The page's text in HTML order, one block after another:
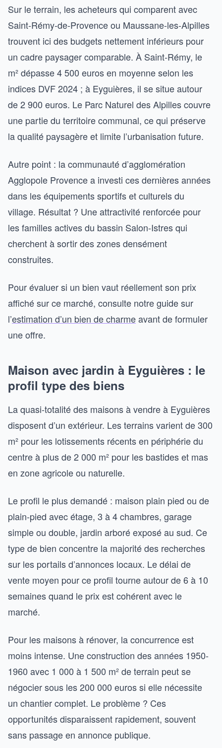
Sur le terrain, les acheteurs qui comparent avec
Saint-Rémy-de-Provence ou Maussane-les-Alpilles
trouvent ici des budgets nettement inférieurs pour
un cadre paysager comparable. À Saint-Rémy, le
m² dépasse 4 500 euros en moyenne selon les
indices DVF 2024 ; à Eyguières, il se situe autour
de 2 900 euros. Le Parc Naturel des Alpilles couvre
une partie du territoire communal, ce qui préserve
la qualité paysagère et limite l’urbanisation future.
Autre point : la communauté d’agglomération
Agglopole Provence a investi ces dernières années
dans les équipements sportifs et culturels du
village. Résultat ? Une attractivité renforcée pour
les familles actives du bassin Salon-Istres qui
cherchent à sortir des zones densément
construites.
Pour évaluer si un bien vaut réellement son prix
affiché sur ce marché, consulte notre guide sur
l’estimation d’un bien de charmeavant de formuler
une offre.
Maison avec jardin à Eyguières : le
profil type des biens
La quasi-totalité des maisons à vendre à Eyguières
disposent d’un extérieur. Les terrains varient de 300
m² pour les lotissements récents en périphérie du
centre à plus de 2 000 m² pour les bastides et mas
en zone agricole ou naturelle.
Le profil le plus demandé : maison plain pied ou de
plain-pied avec étage, 3 à 4 chambres, garage
simple ou double, jardin arboré exposé au sud. Ce
type de bien concentre la majorité des recherches
sur les portails d’annonces locaux. Le délai de
vente moyen pour ce profil tourne autour de 6 à 10
semaines quand le prix est cohérent avec le
marché.
Pour les maisons à rénover, la concurrence est
moins intense. Une construction des années 1950-
1960 avec 1 000 à 1 500 m² de terrain peut se
négocier sous les 200 000 euros si elle nécessite
un chantier complet. Le problème ? Ces
opportunités disparaissent rapidement, souvent
sans passage en annonce publique.